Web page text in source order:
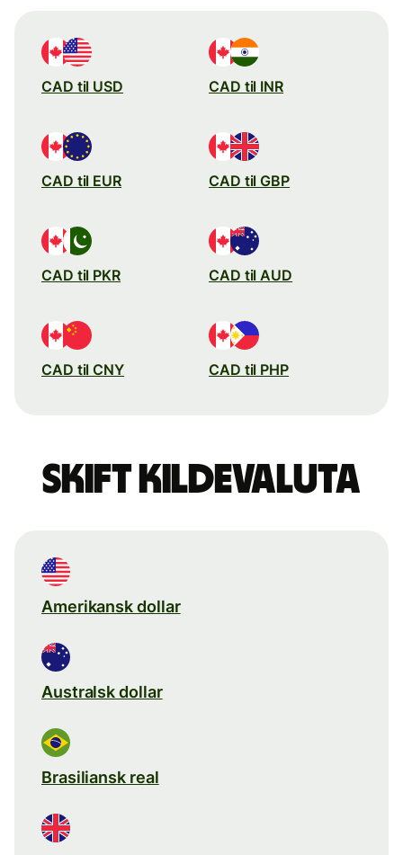
CAD til USD CAD til INR
CAD til EUR CAD til GBP
CAD til PKR CAD til AUD
CAD til CNY CAD til PHP
Skift kildevaluta
Amerikansk dollar
Australsk dollar
Brasiliansk real